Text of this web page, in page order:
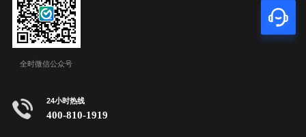
全时微信公众号
24小时热线
400-810-1919